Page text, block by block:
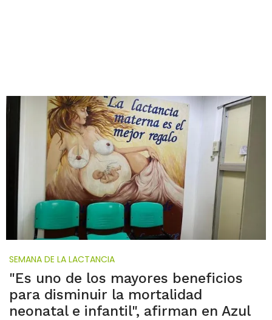
SEMANA DE LA LACTANCIA
"Es uno de los mayores beneficios
para disminuir la mortalidad
neonatal e infantil", afirman en Azul